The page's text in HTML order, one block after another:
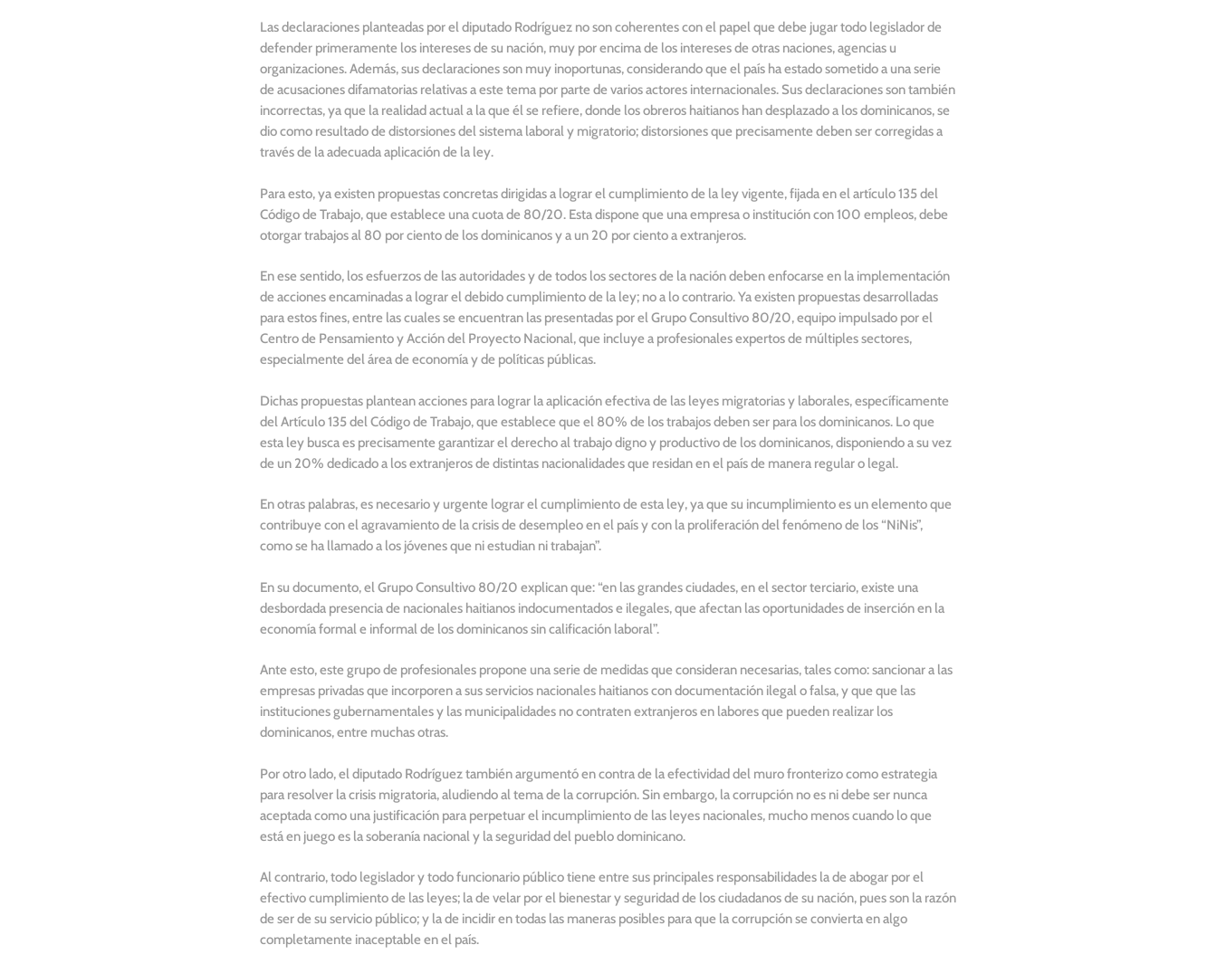
Las declaraciones planteadas por el diputado Rodríguez no son coherentes con el papel que debe jugar todo legislador de
defender primeramente los intereses de su nación, muy por encima de los intereses de otras naciones, agencias u
organizaciones. Además, sus declaraciones son muy inoportunas, considerando que el país ha estado sometido a una serie
de acusaciones difamatorias relativas a este tema por parte de varios actores internacionales. Sus declaraciones son también
incorrectas, ya que la realidad actual a la que él se refiere, donde los obreros haitianos han desplazado a los dominicanos, se
dio como resultado de distorsiones del sistema laboral y migratorio; distorsiones que precisamente deben ser corregidas a
través de la adecuada aplicación de la ley.
Para esto, ya existen propuestas concretas dirigidas a lograr el cumplimiento de la ley vigente, fijada en el artículo 135 del
Código de Trabajo, que establece una cuota de 80/20. Esta dispone que una empresa o institución con 100 empleos, debe
otorgar trabajos al 80 por ciento de los dominicanos y a un 20 por ciento a extranjeros.
En ese sentido, los esfuerzos de las autoridades y de todos los sectores de la nación deben enfocarse en la implementación
de acciones encaminadas a lograr el debido cumplimiento de la ley; no a lo contrario. Ya existen propuestas desarrolladas
para estos fines, entre las cuales se encuentran las presentadas por el Grupo Consultivo 80/20, equipo impulsado por el
Centro de Pensamiento y Acción del Proyecto Nacional, que incluye a profesionales expertos de múltiples sectores,
especialmente del área de economía y de políticas públicas.
Dichas propuestas plantean acciones para lograr la aplicación efectiva de las leyes migratorias y laborales, específicamente
del Artículo 135 del Código de Trabajo, que establece que el 80% de los trabajos deben ser para los dominicanos. Lo que
esta ley busca es precisamente garantizar el derecho al trabajo digno y productivo de los dominicanos, disponiendo a su vez
de un 20% dedicado a los extranjeros de distintas nacionalidades que residan en el país de manera regular o legal.
En otras palabras, es necesario y urgente lograr el cumplimiento de esta ley, ya que su incumplimiento es un elemento que
contribuye con el agravamiento de la crisis de desempleo en el país y con la proliferación del fenómeno de los “NiNis”,
como se ha llamado a los jóvenes que ni estudian ni trabajan”.
En su documento, el Grupo Consultivo 80/20 explican que: “en las grandes ciudades, en el sector terciario, existe una
desbordada presencia de nacionales haitianos indocumentados e ilegales, que afectan las oportunidades de inserción en la
economía formal e informal de los dominicanos sin calificación laboral”.
Ante esto, este grupo de profesionales propone una serie de medidas que consideran necesarias, tales como: sancionar a las
empresas privadas que incorporen a sus servicios nacionales haitianos con documentación ilegal o falsa, y que que las
instituciones gubernamentales y las municipalidades no contraten extranjeros en labores que pueden realizar los
dominicanos, entre muchas otras.
Por otro lado, el diputado Rodríguez también argumentó en contra de la efectividad del muro fronterizo como estrategia
para resolver la crisis migratoria, aludiendo al tema de la corrupción. Sin embargo, la corrupción no es ni debe ser nunca
aceptada como una justificación para perpetuar el incumplimiento de las leyes nacionales, mucho menos cuando lo que
está en juego es la soberanía nacional y la seguridad del pueblo dominicano.
Al contrario, todo legislador y todo funcionario público tiene entre sus principales responsabilidades la de abogar por el
efectivo cumplimiento de las leyes; la de velar por el bienestar y seguridad de los ciudadanos de su nación, pues son la razón
de ser de su servicio público; y la de incidir en todas las maneras posibles para que la corrupción se convierta en algo
completamente inaceptable en el país.